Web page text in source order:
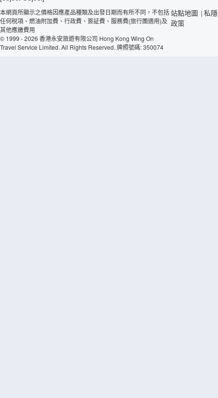
本網頁所顯示之價格因應產品種類及出發日期而有所不同，不包括
任何稅項、燃油附加費、行政費、簽証費、服務費(旅行團適用)及
其他應繳費用
© 1999 - 2026 香港永安旅遊有限公司 Hong Kong Wing On
Travel Service Limited. All Rights Reserved. 牌照號碼: 350074
站點地圖 | 私隱
政策